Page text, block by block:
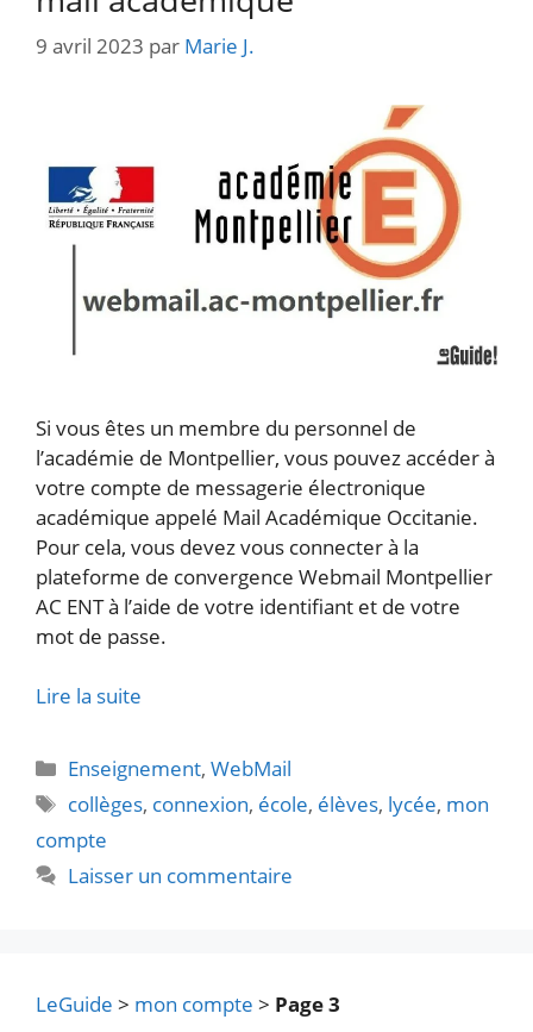
9 avril 2023 par Marie J.
Si vous êtes un membre du personnel de
l’académie de Montpellier, vous pouvez accéder à
votre compte de messagerie électronique
académique appelé Mail Académique Occitanie.
Pour cela, vous devez vous connecter à la
plateforme de convergence Webmail Montpellier
AC ENT à l’aide de votre identifiant et de votre
mot de passe.
Lire la suite
Catégories
Enseignement,WebMail
Étiquettes
collèges, connexion, école, élèves, lycée, mon
compte
Laisser un commentaire
LeGuide > mon compte > Page 3